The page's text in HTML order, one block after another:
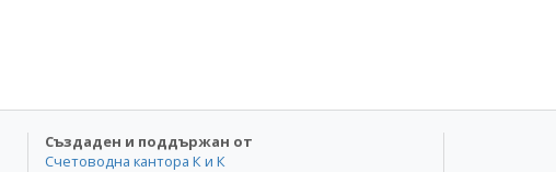
Създаден и поддържан от
Счетоводна кантора К и К